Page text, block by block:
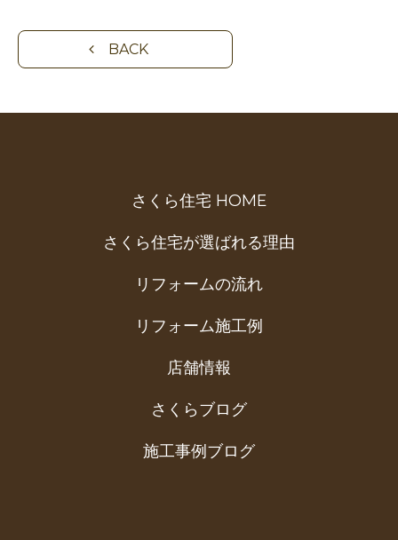
BACK
さくら住宅 HOME
さくら住宅が選ばれる理由
リフォームの流れ
リフォーム施工例
店舗情報
さくらブログ
施工事例ブログ